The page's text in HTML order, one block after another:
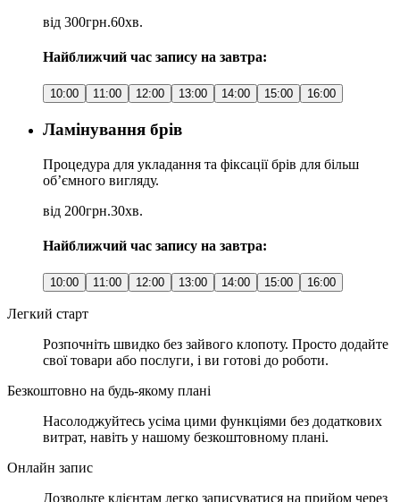
від 300грн.60хв.
Найближчий час запису на завтра:
10:00 11:00 12:00 13:00 14:00 15:00 16:00
Ламінування брів
Процедура для укладання та фіксації брів для більш
об’ємного вигляду.
від 200грн.30хв.
Найближчий час запису на завтра:
10:00 11:00 12:00 13:00 14:00 15:00 16:00
Легкий старт
Розпочніть швидко без зайвого клопоту. Просто додайте
свої товари або послуги, і ви готові до роботи.
Безкоштовно на будь-якому плані
Насолоджуйтесь усіма цими функціями без додаткових
витрат, навіть у нашому безкоштовному плані.
Онлайн запис
Дозвольте клієнтам легко записуватися на прийом через